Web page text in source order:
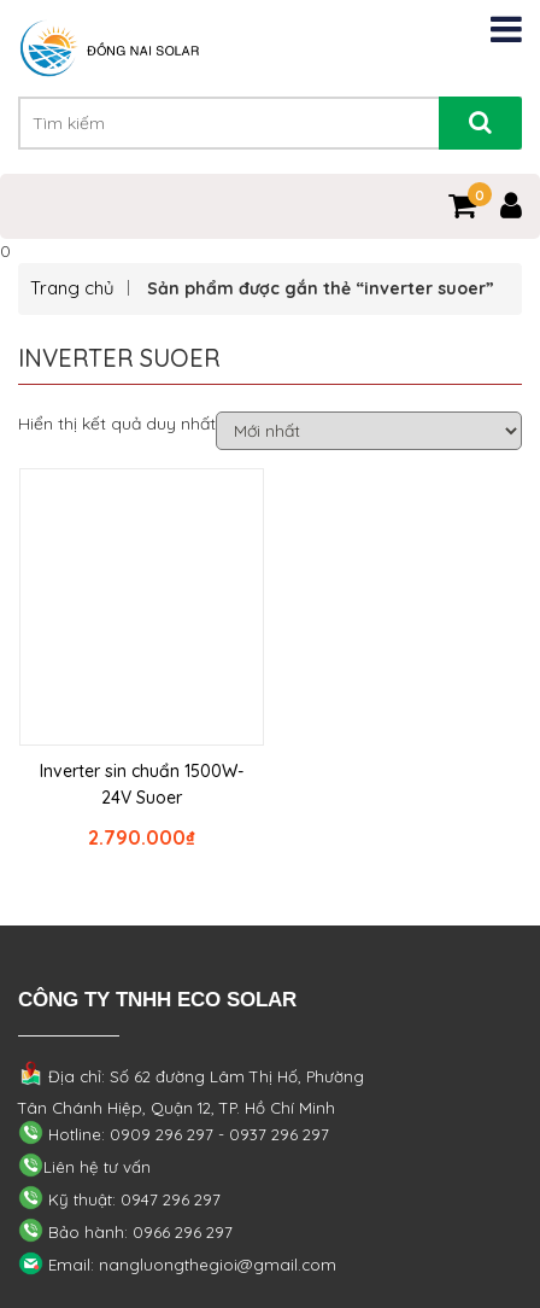
0
0
Trang chủ Sản phẩm được gắn thẻ “inverter suoer”
INVERTER SUOER
Hiển thị kết quả duy nhất
Inverter sin chuẩn 1500W-
24V Suoer
₫
2.790.000
CÔNG TY TNHH ECO SOLAR
Địa chỉ: Số 62 đường Lâm Thị Hố, Phường
Tân Chánh Hiệp, Quận 12, TP. Hồ Chí Minh
Hotline: 0909 296 297 - 0937 296 297
Liên hệ tư vấn
Kỹ thuật: 0947 296 297
Bảo hành: 0966 296 297
Email: nangluongthegioi@gmail.com